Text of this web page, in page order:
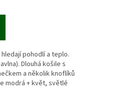
pohodlí a teplo.
Dlouhá košile s
a několik knoflíků
modrá + květ, světlé